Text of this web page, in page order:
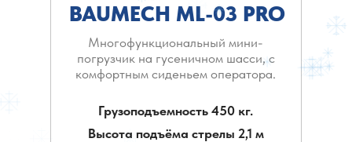
Многофункциональный мини-
погрузчик на гусеничном шасси, с
комфортным сиденьем оператора.
BAUMECH ML-03 PRO
Грузоподъемность 450 кг.
Высота подъёма стрелы 2,1 м